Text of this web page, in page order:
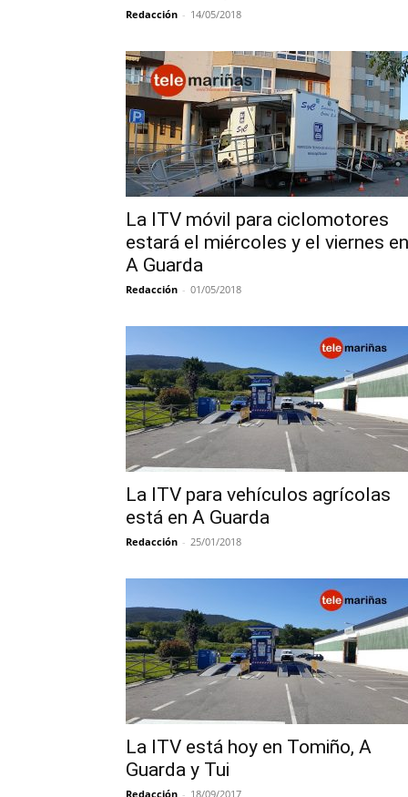
Redacción - 14/05/2018
La ITV móvil para ciclomotores
estará el miércoles y el viernes en
A Guarda
Redacción - 01/05/2018
La ITV para vehículos agrícolas
está en A Guarda
Redacción - 25/01/2018
La ITV está hoy en Tomiño, A
Guarda y Tui
Redacción - 18/09/2017